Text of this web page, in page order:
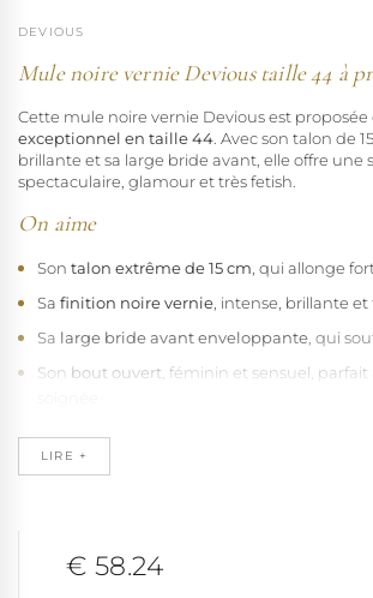
DEVIOUS
Mule noire vernie Devious taille 44 à
Cette mule noire vernie Devious est proposée
exceptionnel en taille 44 . Avec son talon de
brillante et sa large bride avant, elle offre une
spectaculaire, glamour et très fetish.
On aime
Son talon extrême de 15 cm , qui allonge
Sa finition noire vernie , intense, brillante et
Sa large bride avant enveloppante , qui
Son bout ouvert , féminin et sensuel,
À savoir avant commande
LIRE +
€ 58.24